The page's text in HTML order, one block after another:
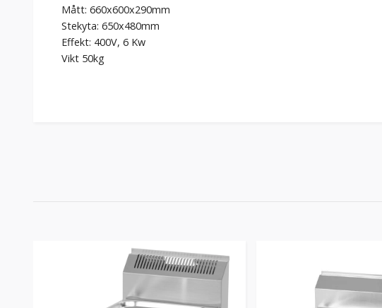
Mått: 660x600x290mm
Stekyta: 650x480mm
Effekt: 400V, 6 Kw
Vikt 50kg